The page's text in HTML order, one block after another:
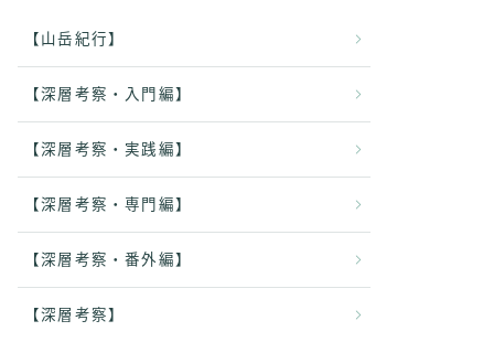
【山岳紀行】
【深層考察・入門編】
【深層考察・実践編】
【深層考察・専門編】
【深層考察・番外編】
【深層考察】